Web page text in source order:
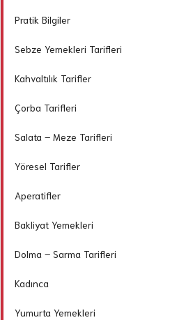
Pratik Bilgiler
Sebze Yemekleri Tarifleri
Kahvaltılık Tarifler
Çorba Tarifleri
Salata – Meze Tarifleri
Yöresel Tarifler
Aperatifler
Bakliyat Yemekleri
Dolma – Sarma Tarifleri
Kadınca
Yumurta Yemekleri